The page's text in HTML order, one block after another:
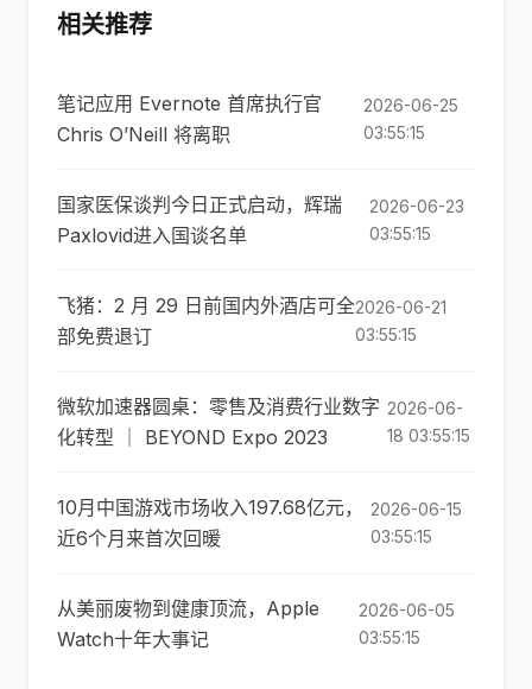
相关推荐
笔记应用 Evernote 首席执行官
Chris O’Neill 将离职
2026-06-25
03:55:15
国家医保谈判今日正式启动，辉瑞
Paxlovid进入国谈名单
2026-06-23
03:55:15
飞猪：2 月 29 日前国内外酒店可全
部免费退订
2026-06-21
03:55:15
微软加速器圆桌：零售及消费行业数字
化转型 ｜ BEYOND Expo 2023
2026-06-
18 03:55:15
10月中国游戏市场收入197.68亿元，
近6个月来首次回暖
2026-06-15
03:55:15
从美丽废物到健康顶流，Apple
Watch十年大事记
2026-06-05
03:55:15